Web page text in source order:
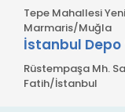
Tepe Mahallesi
Marmaris/Muğla
İstanbul Depo
Rüstempaşa Mh.
Fatih/İstanbul